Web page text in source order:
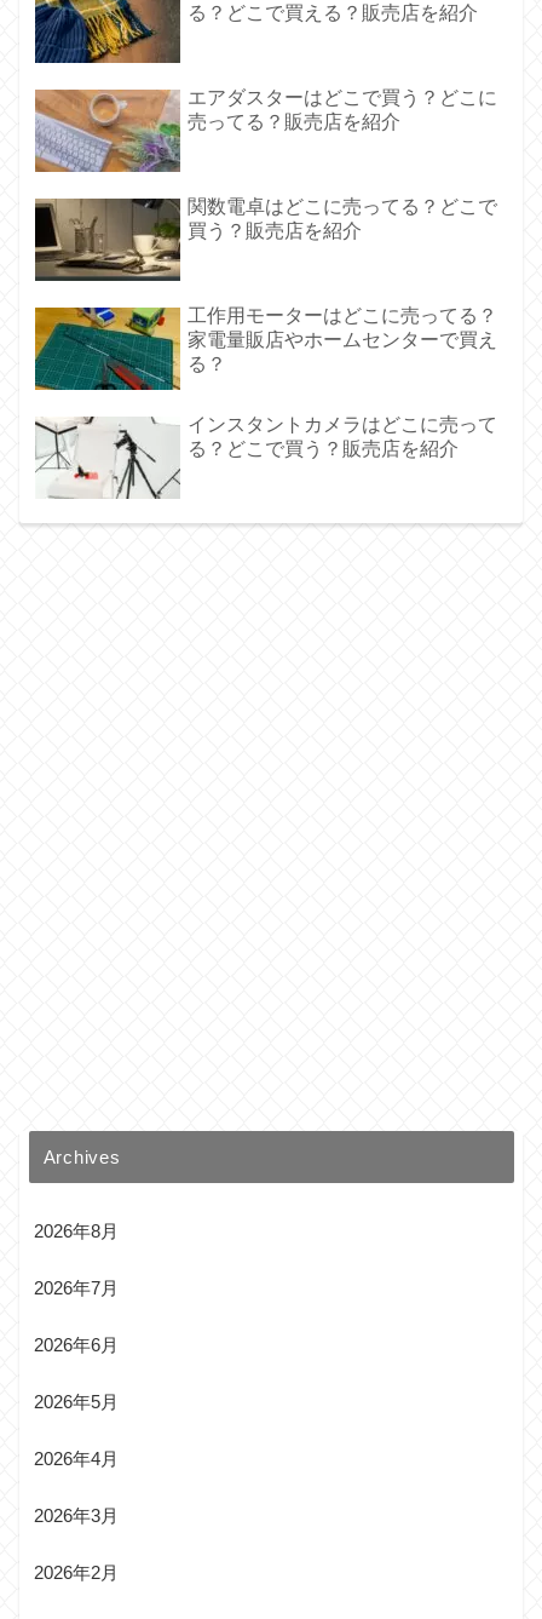
る？どこで買える？販売店を紹介
エアダスターはどこで買う？どこに
売ってる？販売店を紹介
関数電卓はどこに売ってる？どこで
買う？販売店を紹介
工作用モーターはどこに売ってる？
家電量販店やホームセンターで買え
る？
インスタントカメラはどこに売って
る？どこで買う？販売店を紹介
Archives
2026年8月
2026年7月
2026年6月
2026年5月
2026年4月
2026年3月
2026年2月